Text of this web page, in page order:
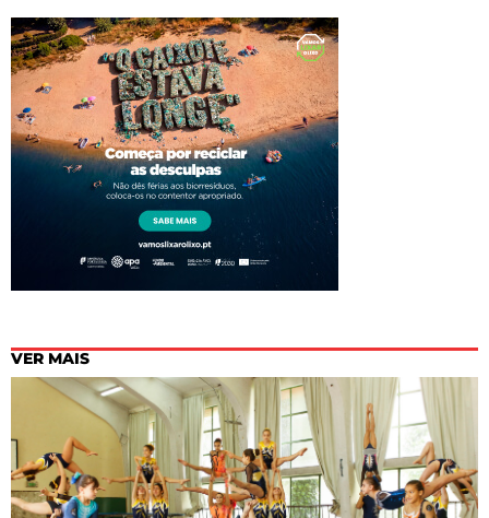
VER MAIS